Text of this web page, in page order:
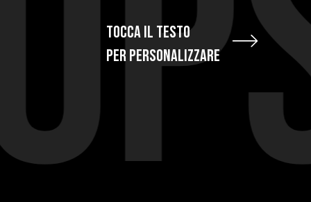
TOCCA IL TESTO
PER PERSONALIZZARE